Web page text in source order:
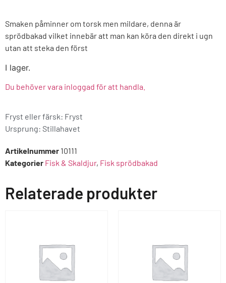
Smaken påminner om torsk men mildare, denna är
sprödbakad vilket innebär att man kan köra den direkt i ugn
utan att steka den först
I lager.
Du behöver vara inloggad för att handla.
Fryst eller färsk: Fryst
Ursprung: Stillahavet
Artikelnummer 10111
Kategorier Fisk & Skaldjur, Fisk sprödbakad
Relaterade produkter